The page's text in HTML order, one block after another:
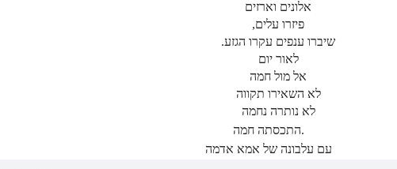
אלונים וארזים
פיזרו עלים,
שיברו ענפים עקרו הגזע.
לאור יום
אל מול חמה
לא השאירו תקווה
לא נותרה נחמה
.התכסתה חמה
עם עלבונה של אמא אדמה